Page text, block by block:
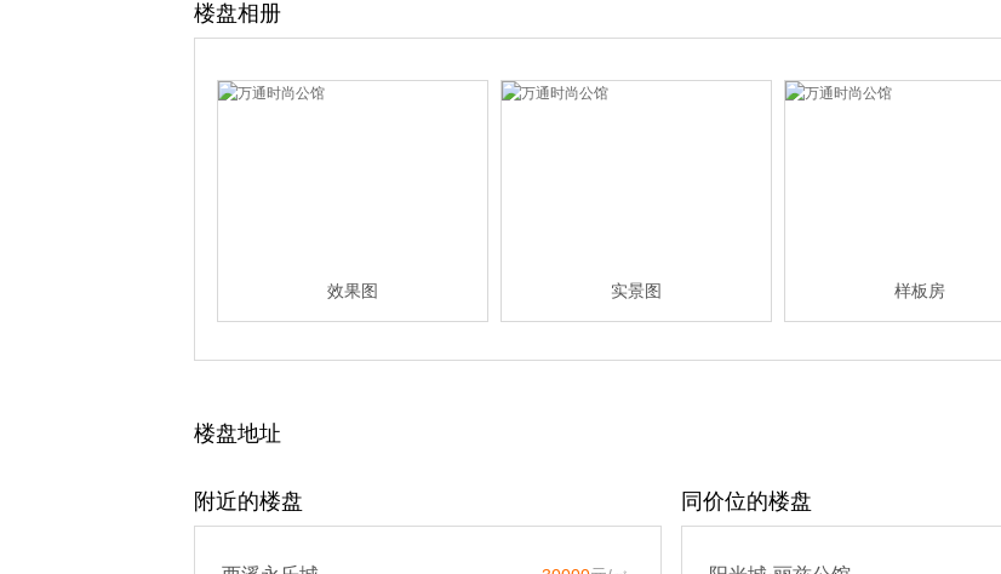
楼盘相册
效果图 实景图 样板房
楼盘地址
附近的楼盘 同价位的楼盘